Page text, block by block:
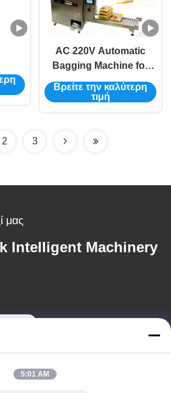
AC 220V Automatic
Bagging Machine for
Doypack Pouch Min.
Bag size 60*90 mm High
Βρείτε την καλύτερη
τιμή
2 3
μας
Intelligent Machinery
5:01 AM